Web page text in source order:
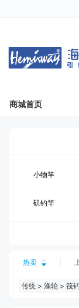
商城首页
小物竿
矶钓竿
台钓仕挂
钓鱼伞
热卖
传统 > 渔轮 > 筏